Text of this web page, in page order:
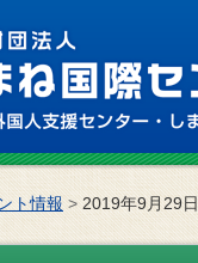
ト情報 > 2019年9月29日